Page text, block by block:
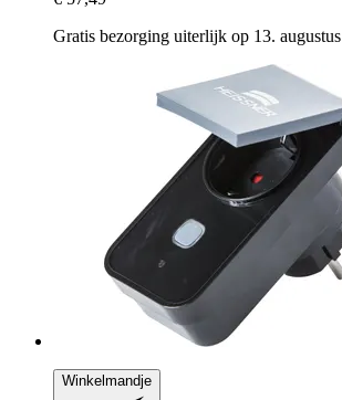
Gratis bezorging uiterlijk op 13. augustus
Winkelmandje